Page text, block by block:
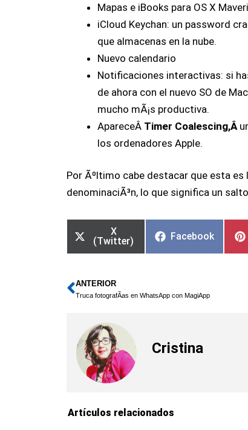
Mapas e iBooks para OS X
iCloud Keychan: un password
que almacenas en la nube.
Nuevo calendario
Notificaciones interactivas: si
de ahora con el nuevo SO de
mucho mÃ¡s productiva.
ApareceÂ Timer Coalescing,Â
los ordenadores Apple.
Por Ãºltimo cabe destacar que esta es
denominaciÃ³n, lo que significa un
X
(Twitter)
Facebook
Ant
ANTERIOR
Truca fotografÃ­as en WhatsApp con MagiApp
Cristina
Artículos relacionados